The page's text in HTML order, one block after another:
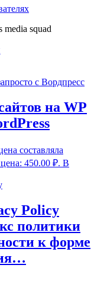
media squad
на WP
составляла
450.00 ₽. В
Policy
политики
к форме